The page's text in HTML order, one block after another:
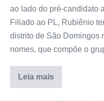
ao lado do pré-candidato
Filiado ao PL, Rubiênio
distrito de São Domingos
nomes, que compõe o
Leia mais